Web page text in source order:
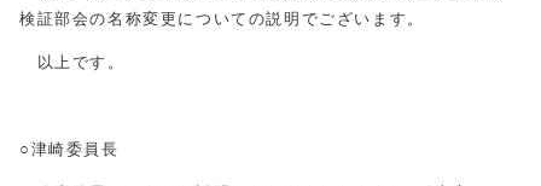
検証部会の名称変更についての説明でございます。
以上です。
○津崎委員長